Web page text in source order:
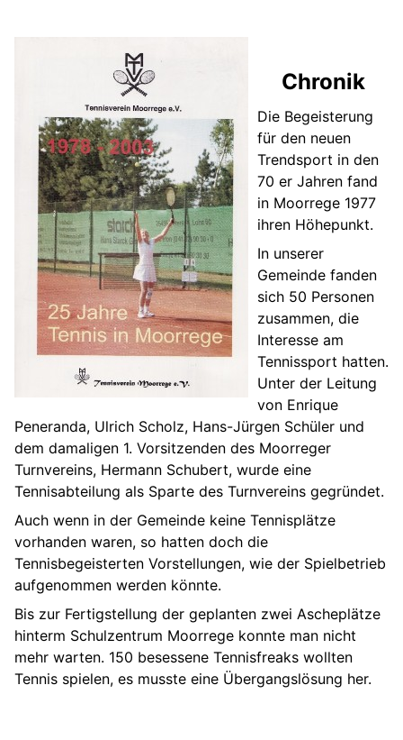
Chronik
Die Begeisterung
für den neuen
Trendsport in den
70 er Jahren fand
in Moorrege 1977
ihren Höhepunkt.
In unserer
Gemeinde fanden
sich 50 Personen
zusammen, die
Interesse am
Tennissport hatten.
Unter der Leitung
von Enrique
Peneranda, Ulrich Scholz, Hans-Jürgen Schüler und
dem damaligen 1. Vorsitzenden des Moorreger
Turnvereins, Hermann Schubert, wurde eine
Tennisabteilung als Sparte des Turnvereins gegründet.
Auch wenn in der Gemeinde keine Tennisplätze
vorhanden waren, so hatten doch die
Tennisbegeisterten Vorstellungen, wie der Spielbetrieb
aufgenommen werden könnte.
Bis zur Fertigstellung der geplanten zwei Ascheplätze
hinterm Schulzentrum Moorrege konnte man nicht
mehr warten. 150 besessene Tennisfreaks wollten
Tennis spielen, es musste eine Übergangslösung her.